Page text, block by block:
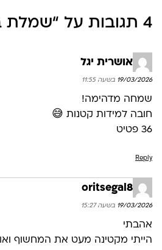
4 תגובות על “ שמלת
אושרית יגל
19/03/2026 בשעה 11:55
שמחה מדהימה!
חובה למידות קטנות 😅
36 פטיט
Reply
oritsegal8
19/03/2026 בשעה 15:27
אהבתי
הייתי מקטינה מעט את המחשוף